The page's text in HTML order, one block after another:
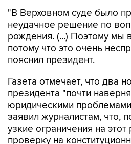
"В Верховном суде было
неудачное решение по
рождения. (...) Поэтому мы
потому что это очень
пояснил президент.
Газета отмечает, что два
президента "почти
юридическими
заявил журналистам, что,
узкие ограничения на этот
проверку на